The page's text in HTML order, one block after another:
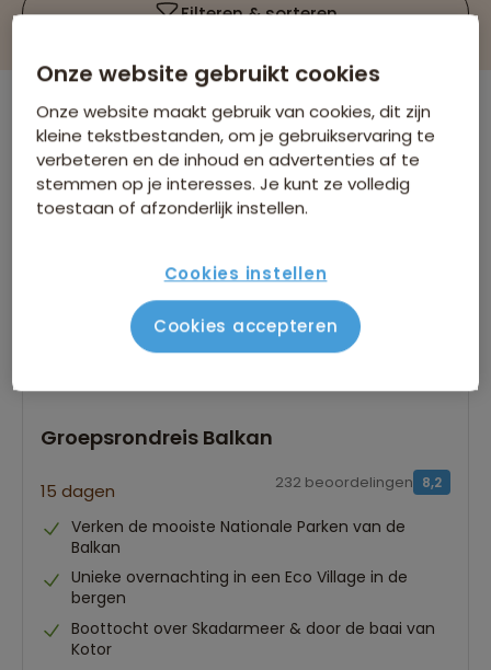
Filteren & sorteren
Er is1reis die voldoet aan jouw wensen
Bosnië en Herzegovina
Groepsrondreizen
Verwijder alle filters
Groepsrondreis Balkan
15 dagen 8,2
232 beoordelingen
Verken de mooiste Nationale Parken van de
Balkan
Unieke overnachting in een Eco Village in de
bergen
Boottocht over Skadarmeer & door de baai van
Kotor
Onze website gebruikt cookies
Onze website maakt gebruik van cookies, dit zijn
kleine tekstbestanden, om je gebruikservaring te
verbeteren en de inhoud en advertenties af te
stemmen op je interesses. Je kunt ze volledig
toestaan of afzonderlijk instellen.
Cookies instellen
Cookies accepteren